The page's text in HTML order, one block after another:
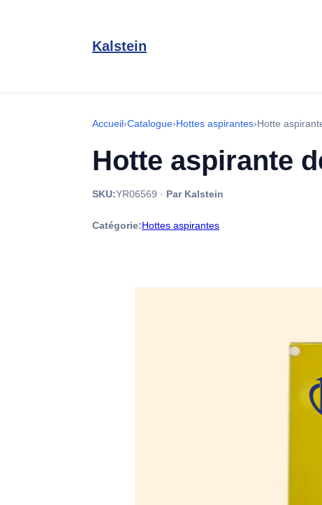
Kalstein
Accueil›Catalogue›Hottes aspirantes›Hotte
Hotte aspirante
SKU:YR06569 · Par Kalstein
Catégorie:Hottes aspirantes